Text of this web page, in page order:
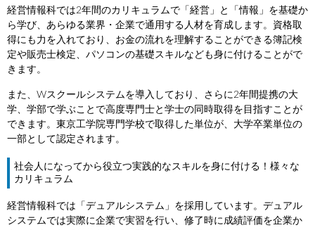
経営情報科では2年間のカリキュラムで「経営」と「情報」を基礎か
ら学び、あらゆる業界・企業で通用する人材を育成します。資格取
得にも力を入れており、お金の流れを理解することができる簿記検
定や販売士検定、パソコンの基礎スキルなども身に付けることがで
きます。
また、Wスクールシステムを導入しており、さらに2年間提携の大
学、学部で学ぶことで高度専門士と学士の同時取得を目指すことが
できます。東京工学院専門学校で取得した単位が、大学卒業単位の
一部として認定されます。
社会人になってから役立つ実践的なスキルを身に付ける！様々な
カリキュラム
経営情報科では「デュアルシステム」を採用しています。デュアル
システムでは実際に企業で実習を行い、修了時に成績評価を企業か